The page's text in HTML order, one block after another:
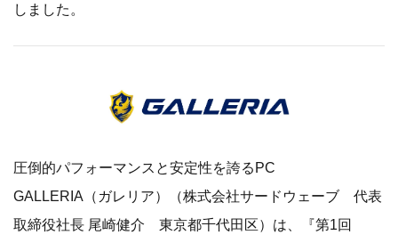
しました。
圧倒的パフォーマンスと安定性を誇るPC
GALLERIA（ガレリア）（株式会社サードウェーブ 代表
取締役社長 尾崎健介 東京都千代田区）は、『第1回